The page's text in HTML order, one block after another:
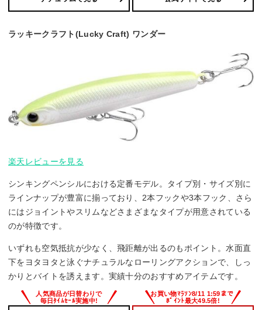
ラッキークラフト(Lucky Craft) ワンダー
楽天レビューを見る
シンキングペンシルにおける定番モデル。タイプ別・サイズ別に
ラインナップが豊富に揃っており、2本フックや3本フック、さら
にはジョイントやスリムなどさまざまなタイプが用意されている
のが特徴です。
いずれも空気抵抗が少なく、飛距離が出るのもポイント。水面直
下をヨタヨタと泳ぐナチュラルなローリングアクションで、しっ
かりとバイトを誘えます。実績十分のおすすめアイテムです。